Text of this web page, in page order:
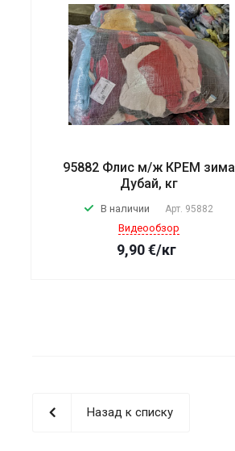
95882 Флис м/ж КРЕМ зима
Дубай, кг
В наличии Арт. 95882
Видеообзор
9,90€/кг
Назад к списку